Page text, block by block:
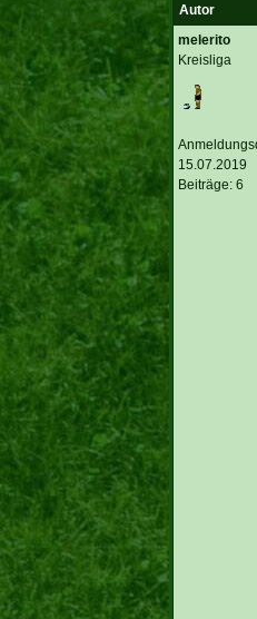
Autor
melerito
Kreisliga
15.07.2019
Beiträge: 6